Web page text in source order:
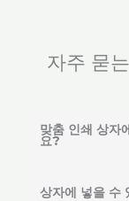
자주 묻
맞춤 인쇄 상자
요?
상자에 넣을 수